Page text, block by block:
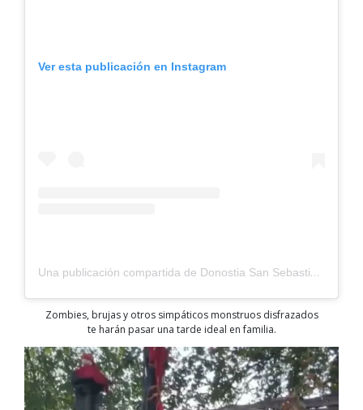
Ver esta publicación en Instagram
Una publicación compartida de Donostia San Sebastián (@sistersandthecity)
Zombies, brujas y otros simpáticos monstruos disfrazados
te harán pasar una tarde ideal en familia.